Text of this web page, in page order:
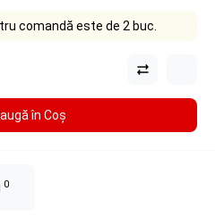
comandă este de 2 buc.
în Coş
0